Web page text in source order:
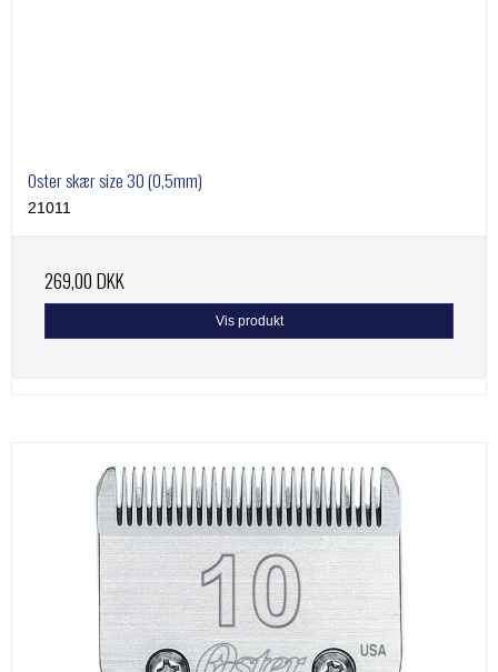
Oster skær size 30 (0,5mm)
21011
269,00 DKK
Vis produkt